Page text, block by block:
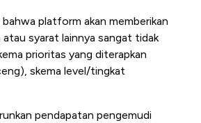
platform akan memberikan
syarat lainnya sangat tidak
prioritas yang diterapkan
skema level/tingkat
pendapatan pengemudi